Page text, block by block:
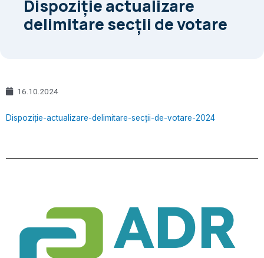
Dispoziție actualizare
delimitare secții de votare
16.10.2024
Dispoziție-actualizare-delimitare-secții-de-votare-2024